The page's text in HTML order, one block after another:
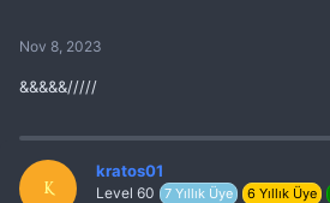
Nov 8, 2023
&&&&&/////
K
kratos01
Level 60 7 Yıllık Üye 6 Yıllık Üye